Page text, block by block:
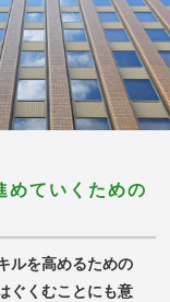
めていくための
ルを高めるための
ぐくむことにも意